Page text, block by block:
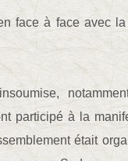
face à face avec
participé à la
était